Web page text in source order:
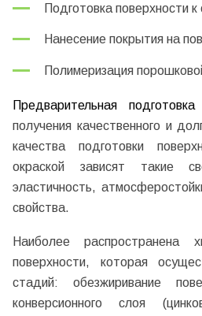
Подготовка поверхности
Нанесение покрытия на
Полимеризация
Предварительная подготовка
получения качественного и
качества подготовки
окраской зависят такие
эластичность,
свойства.
Наиболее распространена
поверхности, которая
стадий: обезжиривание
конверсионного слоя